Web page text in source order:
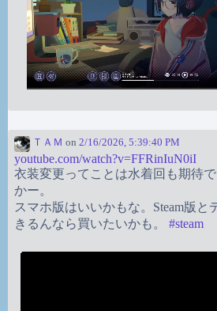
ＴＡＭ on 2/16/2026, 5:39:40 PM
youtube.com/watch?v=FFRinIuN0iI
衣装変更ってことは水着回も期待
かー。
スマホ版はいいかもな。Steam版と
きるんなら買いたいかも。 #steam